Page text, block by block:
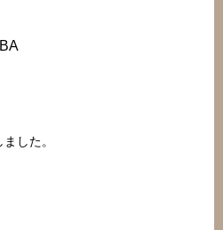
した。